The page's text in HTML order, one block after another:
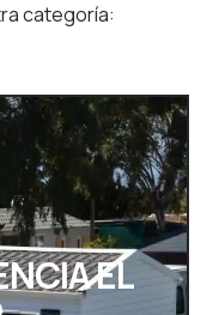
categoría:
EL